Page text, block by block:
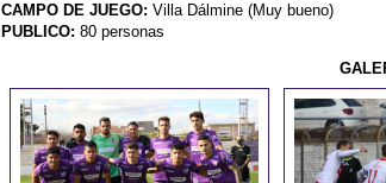
CAMPO DE JUEGO: Villa Dálmine (Muy bueno)
PUBLICO: 80 personas